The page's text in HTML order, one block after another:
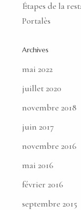
Étapes de la
Portalès
Archives
mai 2022
juillet 2020
novembre 2018
juin 2017
novembre 2016
mai 2016
février 2016
septembre 2015